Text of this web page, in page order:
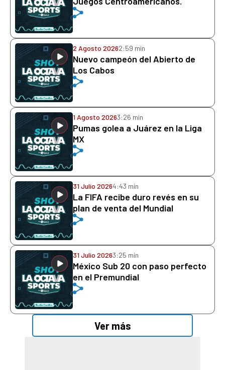
2 Agosto 20262:59 min
Nuevo campeón del Abierto de
Los Cabos
1 Agosto 20263:26 min
Pumas golea a Juárez en la Liga
MX
31 Julio 20264:43 min
La FIFA recibe duro revés en su
plan de venta del Mundial
31 Julio 20263:25 min
México Sub 20 con paso perfecto
en el Premundial
Ver más